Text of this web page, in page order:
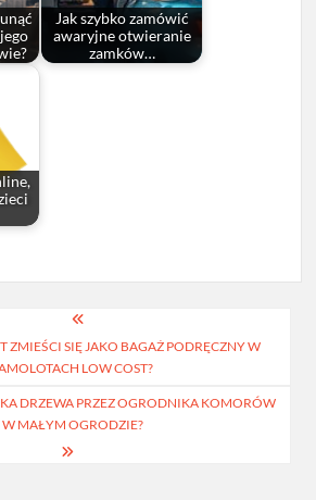
Jak szybko zamówić
awaryjne otwieranie
zamków…
ZMIEŚCI SIĘ JAKO BAGAŻ PODRĘCZNY W
LOW COST?
DRZEWA PRZEZ OGRODNIKA KOMORÓW
W MAŁYM OGRODZIE?